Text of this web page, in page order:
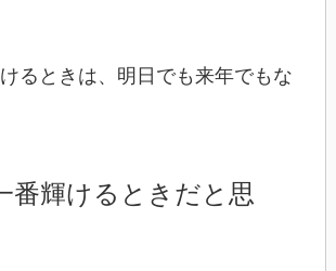
るときは、明日でも来年でもな
番輝けるときだと思